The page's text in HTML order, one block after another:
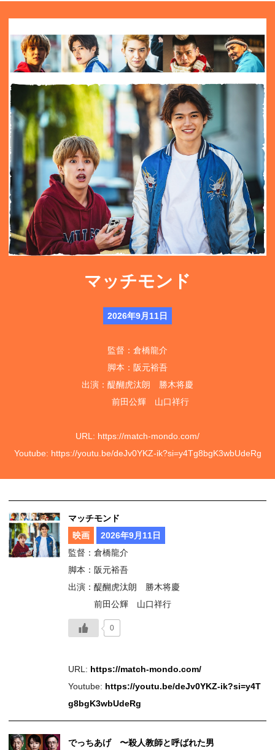
マッチモンド
2026年9月11日
監督：倉橋龍介
脚本：阪元裕吾
出演：醍醐虎汰朗 勝木将慶
前田公輝 山口祥行
URL: https://match-mondo.com/
Youtube: https://youtu.be/deJv0YKZ-ik?si=y4Tg8bgK3wbUdeRg
マッチモンド
映画
2026年9月11日
監督：倉橋龍介
脚本：阪元裕吾
出演：醍醐虎汰朗 勝木将慶
前田公輝 山口祥行
0
URL: https://match-mondo.com/
Youtube: https://youtu.be/deJv0YKZ-ik?si=y4T
g8bgK3wbUdeRg
でっちあげ 〜殺人教師と呼ばれた男